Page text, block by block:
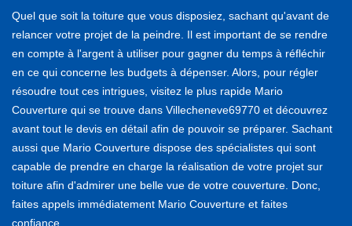
Quel que soit la toiture que vous disposiez, sachant qu'avant de
relancer votre projet de la peindre. Il est important de se rendre
en compte à l'argent à utiliser pour gagner du temps à réfléchir
en ce qui concerne les budgets à dépenser. Alors, pour régler
résoudre tout ces intrigues, visitez le plus rapide Mario
Couverture qui se trouve dans Villecheneve69770 et découvrez
avant tout le devis en détail afin de pouvoir se préparer. Sachant
aussi que Mario Couverture dispose des spécialistes qui sont
capable de prendre en charge la réalisation de votre projet sur
toiture afin d'admirer une belle vue de votre couverture. Donc,
faites appels immédiatement Mario Couverture et faites
confiance.